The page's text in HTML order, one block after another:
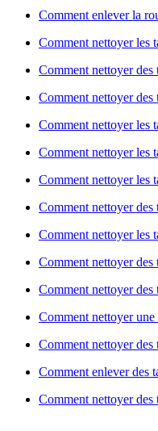
Comment enlever la
Comment nettoyer les
Comment nettoyer des
Comment nettoyer des
Comment nettoyer les
Comment nettoyer les
Comment nettoyer les
Comment nettoyer des
Comment nettoyer les
Comment nettoyer des
Comment nettoyer des
Comment nettoyer une
Comment nettoyer des
Comment enlever des
Comment nettoyer des